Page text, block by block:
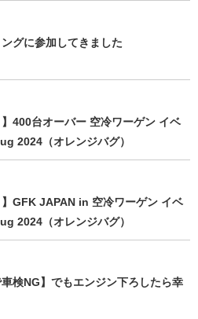
グに参加してきました
】400台オーバー 空冷ワーゲン イベ
2024（オレンジバグ）
】GFK JAPAN in 空冷ワーゲン イベ
2024（オレンジバグ）
車検NG】でもエンジン下ろしたら幸